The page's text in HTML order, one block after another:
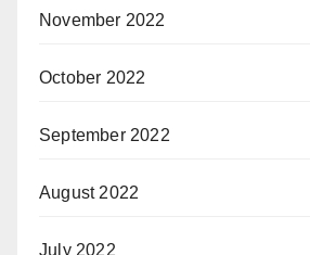
November 2022
October 2022
September 2022
August 2022
July 2022